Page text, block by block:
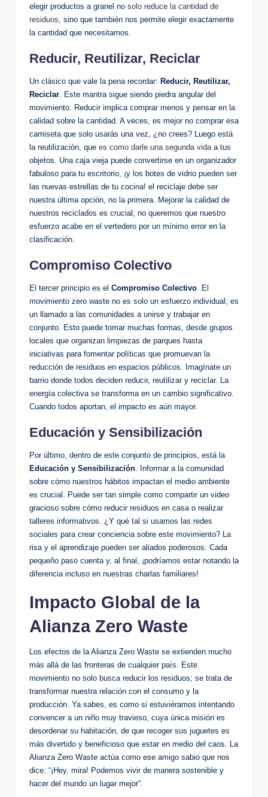
elegir productos a granel no solo reduce la cantidad de
residuos , sino que también nos permite elegir exactamente
la cantidad que necesitamos.
Reducir, Reutilizar, Reciclar
Un clásico que vale la pena recordar: Reducir, Reutilizar,
Reciclar . Este mantra sigue siendo piedra angular del
movimiento. Reducir implica comprar menos y pensar en la
calidad sobre la cantidad. A veces, es mejor no comprar esa
camiseta que solo usarás una vez, ¿no crees? Luego está
la reutilización, que es como darle una segunda vida a tus
objetos. Una caja vieja puede convertirse en un organizador
fabuloso para tu escritorio, ¡y los botes de vidrio pueden ser
las nuevas estrellas de tu cocina! el reciclaje debe ser
nuestra última opción, no la primera. Mejorar la calidad de
nuestros reciclados es crucial; no queremos que nuestro
esfuerzo acabe en el vertedero por un mínimo error en la
clasificación.
Compromiso Colectivo
El tercer principio es el Compromiso Colectivo . El
movimiento zero waste no es solo un esfuerzo individual; es
un llamado a las comunidades a unirse y trabajar en
conjunto. Esto puede tomar muchas formas, desde grupos
locales que organizan limpiezas de parques hasta
iniciativas para fomentar políticas que promuevan la
reducción de residuos en espacios públicos. Imagínate un
barrio donde todos deciden reducir, reutilizar y reciclar. La
energía colectiva se transforma en un cambio significativo.
Cuando todos aportan, el impacto es aún mayor.
Educación y Sensibilización
Por último, dentro de este conjunto de principios, está la
Educación y Sensibilización . Informar a la comunidad
sobre cómo nuestros hábitos impactan el medio ambiente
es crucial. Puede ser tan simple como compartir un video
gracioso sobre cómo reducir residuos en casa o realizar
talleres informativos. ¿Y qué tal si usamos las redes
sociales para crear conciencia sobre este movimiento? La
risa y el aprendizaje pueden ser aliados poderosos. Cada
pequeño paso cuenta y, al final, ¡podríamos estar notando la
diferencia incluso en nuestras charlas familiares!
Impacto Global de la
Alianza Zero Waste
Los efectos de la Alianza Zero Waste se extienden mucho
más allá de las fronteras de cualquier país. Este
movimiento no solo busca reducir los residuos; se trata de
transformar nuestra relación con el consumo y la
producción. Ya sabes, es como si estuviéramos intentando
convencer a un niño muy travieso, cuya única misión es
desordenar su habitación, de que recoger sus juguetes es
más divertido y beneficioso que estar en medio del caos. La
Alianza Zero Waste actúa como ese amigo sabio que nos
dice: “¡Hey, mira! Podemos vivir de manera sostenible y
hacer del mundo un lugar mejor”.